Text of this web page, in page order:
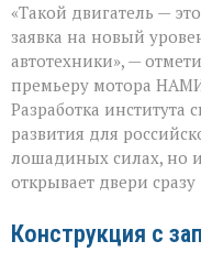
«Такой двигатель —
заявка на новый
автотехники», —
премьеру мотора
Разработка института
развития для
лошадиных силах, но
открывает двери
Конструкция с